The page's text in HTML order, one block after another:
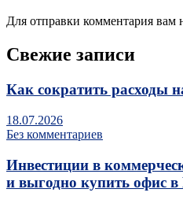
Для отправки комментария вам
Свежие записи
Как сократить расходы
18.07.2026
Без комментариев
Инвестиции в
и выгодно купить офис